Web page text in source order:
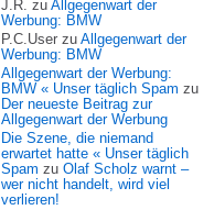
J.R. zu Allgegenwart der
Werbung: BMW
P.C.User zu Allgegenwart der
Werbung: BMW
Allgegenwart der Werbung:
BMW « Unser täglich Spam zu
Der neueste Beitrag zur
Allgegenwart der Werbung
Die Szene, die niemand
erwartet hatte « Unser täglich
Spam zu Olaf Scholz warnt –
wer nicht handelt, wird viel
verlieren!